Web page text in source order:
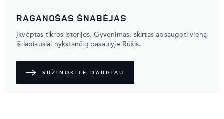
RAGANOŠAS ŠNABĖJAS
Įkvėptas tikros istorijos. Gyvenimas, skirtas apsaugoti vieną
iš labiausiai nykstančių pasaulyje Rūšis.
SUŽINOKITE DAUGIAU